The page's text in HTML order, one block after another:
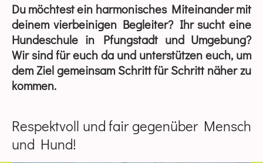
Du möchtest ein harmonisches Miteinander mit
deinem vierbeinigen Begleiter? Ihr sucht eine
Hundeschule in Pfungstadt und Umgebung?
Wir sind für euch da und unterstützen euch, um
dem Ziel gemeinsam Schritt für Schritt näher zu
kommen.
Respektvoll und fair gegenüber Mensch
und Hund!